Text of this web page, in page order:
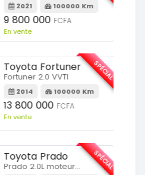
2021 100000 Km
9 800 000FCFA
En vente
Toyota Fortuner
Fortuner 2.0 VVTI
2014 100000 Km
13 800 000FCFA
En vente
SPÉCIAL
Toyota Prado
Prado 2.0L moteur d4d SPÉCIAL